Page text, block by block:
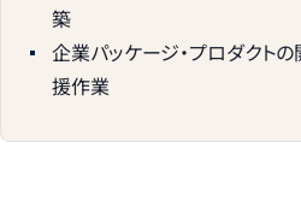
築
企業パッケージ・プロダクト
援作業